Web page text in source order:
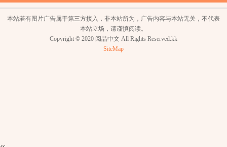
本站若有图片广告属于第三方接入，非本站所为，广告内容与本站无关，不代表
本站立场，请谨慎阅读。
Copyright © 2020 阅品中文 All Rights Reserved.kk
SiteMap